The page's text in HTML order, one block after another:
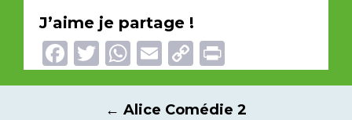
J’aime je partage !
Facebook
Twitter
WhatsApp
EmailCopy
Link
Navigation
← Alice Comédie 2